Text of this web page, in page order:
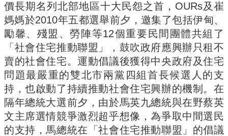
價長期名列北部地區十大民怨之首，OURs及崔
媽媽於2010年五都選舉前夕，邀集了包括伊甸、
勵馨、殘盟、勞陣等12個重要民間團體共組了
「社會住宅推動聯盟」，鼓吹政府應興辦只租不
賣的社會住宅。運動倡議後獲得中央政府及住宅
問題最嚴重的雙北市兩黨四組首長候選人的支
持，也啟動了持續推動社會住宅興辦的機制。在
隔年總統大選前夕，由於馬英九總統與在野蔡英
文主席選情競爭激烈超乎想像，為爭取中間選民
的支持，馬總統在「社會住宅推動聯盟」的倡議